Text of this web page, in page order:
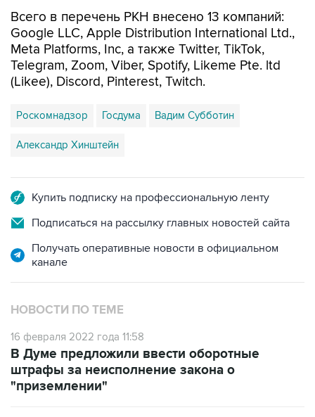
Всего в перечень РКН внесено 13 компаний:
Google LLC, Apple Distribution International Ltd.,
Meta Platforms, Inc, а также Twitter, TikTok,
Telegram, Zoom, Viber, Spotify, Likeme Pte. ltd
(Likee), Discord, Pinterest, Twitch.
Роскомнадзор Госдума Вадим Субботин
Александр Хинштейн
Купить подписку на профессиональную ленту
Подписаться на рассылку главных новостей сайта
Получать оперативные новости в официальном
канале
НОВОСТИ ПО ТЕМЕ
16 февраля 2022 года 11:58
В Думе предложили ввести оборотные
штрафы за неисполнение закона о
"приземлении"